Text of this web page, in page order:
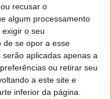
recusar o
algum processamento
o seu
de se opor a esse
aplicadas apenas a
ou retirar seu
a este site e
inferior da página.